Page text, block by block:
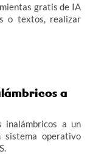
gratis de IA
o textos, realizar
a
inalámbricos a un
operativo